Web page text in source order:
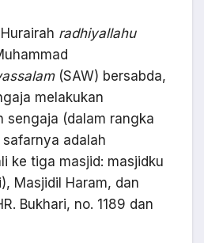
radhiyallahu
(SAW) bersabda,
melakukan
sengaja (dalam rangka
adalah
ke tiga masjid: masjidku
Masjidil Haram, dan
Bukhari, no. 1189 dan